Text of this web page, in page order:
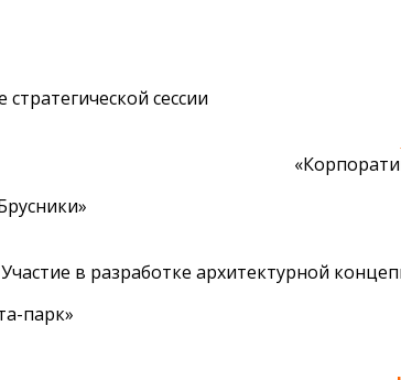
Участие в разработке архитектурной